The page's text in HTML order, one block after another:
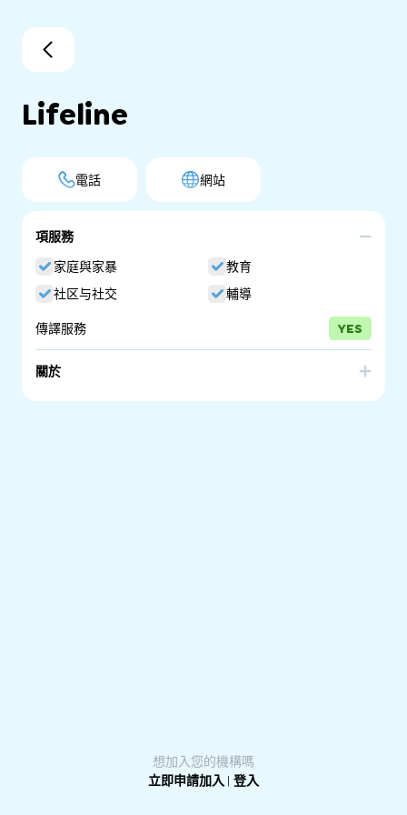
Lifeline
電話 網站
項服務
家庭與家暴
教育
社区与社交
輔導
傳譯服務 YES
關於
想加入您的機構嗎
立即申請加入 | 登入